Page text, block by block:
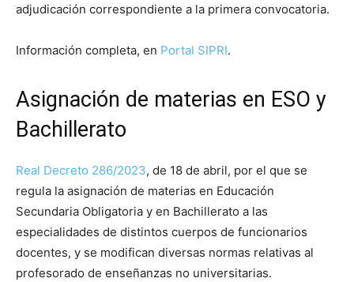
adjudicación correspondiente a la primera convocatoria.
Información completa, en Portal SIPRI.
Asignación de materias en ESO y
Bachillerato
Real Decreto 286/2023, de 18 de abril, por el que se
regula la asignación de materias en Educación
Secundaria Obligatoria y en Bachillerato a las
especialidades de distintos cuerpos de funcionarios
docentes, y se modifican diversas normas relativas al
profesorado de enseñanzas no universitarias.